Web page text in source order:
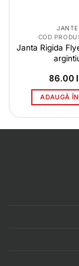
JANTE
COD
Janta Rigida
86.00
ADAUGĂ